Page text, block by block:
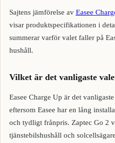
Sajtens jämförelse av Easee
visar produktspecifikationen i
summerar varför valet faller på
hushåll.
Vilket är det vanligaste
Easee Charge Up är det
eftersom Easee har en lång
och tydligt frånpris. Zaptec Go 2
tjänstebilshushåll och